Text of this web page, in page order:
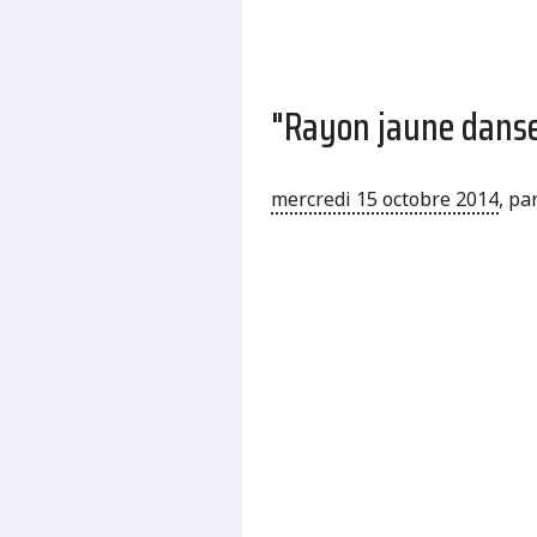
"Rayon jaune
mercredi 15 octobre 2014,